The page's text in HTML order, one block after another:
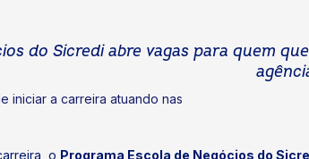
do Sicredi abre vagas para quem
o Programa Escola de Negócios do